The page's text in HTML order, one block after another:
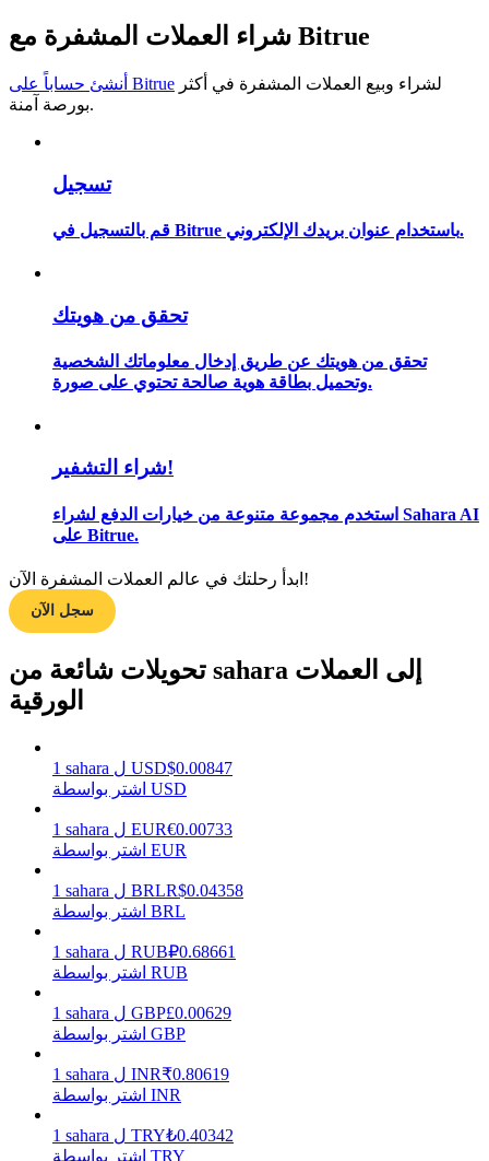
تحليل البيانات الضخمة بما في ذلك المعلومات التجارية، وما
إلى ذلك.
دليل المبتدئين للعقود الآجلة
استراتيجيات التداول
تعلم كيفية البقاء مربحة
يكسب
خنزير الطاقة
احصل على مكافآت تنافسية يوميًا
شراء العملات المشفرة مع Bitrue
أنشئ حساباً على Bitrue
بورصة آمنة.
تسجيل
قم بالتسجيل في Bitrue باستخدام عنوان بريدك الإلكتروني.
تحقق من هويتك
تحقق من هويتك عن طريق إدخال معلوماتك الشخصية
وتحميل بطاقة هوية صالحة تحتوي على صورة.
شراء التشفير!
استخدم مجموعة متنوعة من خيارات الدفع لشراء Sahara AI
على Bitrue.
ابدأ رحلتك في عالم العملات المشفرة الآن!
سجل الآن
تحويلات شائعة من sahara إلى العملات
الورقية
1 sahara ل USD$0.00847
اشتر بواسطة USD
1 sahara ل EUR€0.00733
اشتر بواسطة EUR
1 sahara ل BRLR$0.04358
اشتر بواسطة BRL
1 sahara ل RUB₽0.68661
اشتر بواسطة RUB
1 sahara ل GBP£0.00629
اشتر بواسطة GBP
1 sahara ل INR₹0.80619
اشتر بواسطة INR
1 sahara ل TRY₺0.40342
اشتر بواسطة TRY